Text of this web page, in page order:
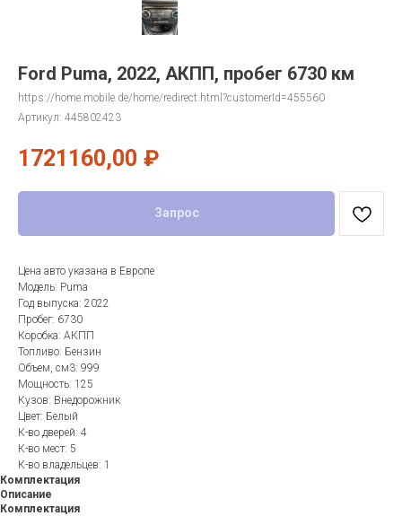
Ford Puma, 2022, АКПП, пробег 6730 км
https://home.mobile.de/home/redirect.html?customerId=455560
Артикул: 445802423
1721160,00 ₽
Запрос
Цена авто указана в Европе
Модель: Puma
Год выпуска: 2022
Пробег: 6730
Коробка: АКПП
Топливо: Бензин
Объем, см3: 999
Мощность: 125
Кузов: Внедорожник
Цвет: Белый
К-во дверей: 4
К-во мест: 5
К-во владельцев: 1
Комплектация
Описание
Комплектация